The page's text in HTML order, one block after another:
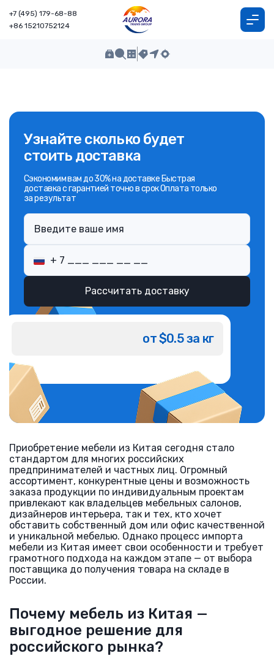
+7 (495) 179-68-88
+86 15210752124
Узнайте сколько будет
стоить доставка
Сэкономим вам до 30% на доставке Быстрая
доставка с гарантией точно в срок Оплата только
за результат
Рассчитать доставку
от $0.5 за кг
Приобретение мебели из Китая сегодня стало
стандартом для многих российских
предпринимателей и частных лиц. Огромный
ассортимент, конкурентные цены и возможность
заказа продукции по индивидуальным проектам
привлекают как владельцев мебельных салонов,
дизайнеров интерьера, так и тех, кто хочет
обставить собственный дом или офис качественной
и уникальной мебелью. Однако процесс импорта
мебели из Китая имеет свои особенности и требует
грамотного подхода на каждом этапе — от выбора
поставщика до получения товара на складе в
России.
Почему мебель из Китая —
выгодное решение для
российского рынка?